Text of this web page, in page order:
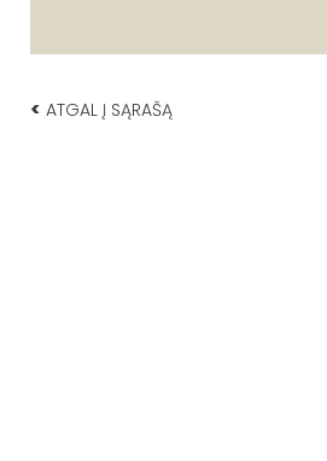
< ATGAL Į SĄRAŠĄ